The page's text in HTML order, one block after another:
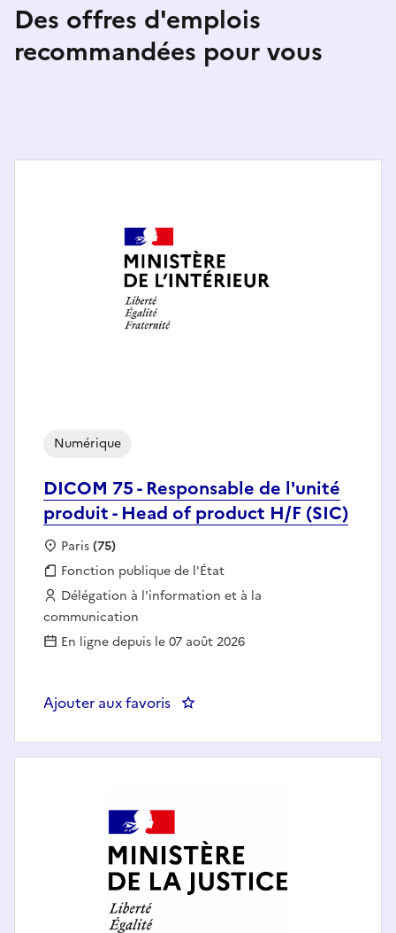
Des offres d'emplois
recommandées pour vous
DICOM 75 - Responsable de l'unité
produit - Head of product H/F (SIC)
Numérique
Localisation :
Paris(75)
Fonction publique :
Fonction publique de l'État
Employeur :
Délégation à l'information et à la
communication
En ligne depuis le 07 août 2026
Ajouter aux favoris